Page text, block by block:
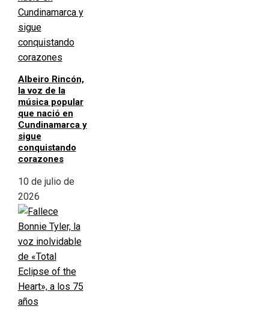
Albeiro Rincón,
la voz de la
música popular
que nació en
Cundinamarca y
sigue
conquistando
corazones
10 de julio de
2026